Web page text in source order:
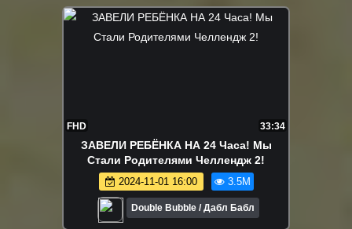
FHD 33:34
ЗАВЕЛИ РЕБЁНКА НА 24 Часа! Мы
Стали Родителями Челлендж 2!
2024-11-01 16:00 3.5M
Double Bubble / Дабл Бабл